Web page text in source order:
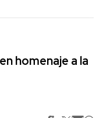
homenaje a la